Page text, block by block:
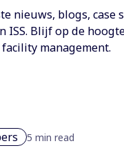
nieuws, blogs, case
ISS. Blijf op de
management.
5 min read